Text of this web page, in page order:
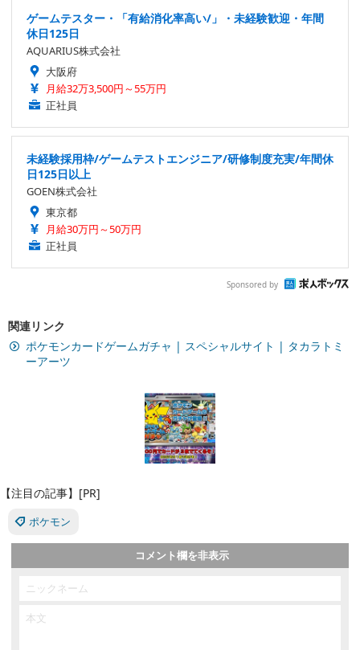
ゲームテスター・「有給消化率高い/」・未経験歓迎・年間
休日125日
AQUARIUS株式会社
大阪府
月給32万3,500円～55万円
正社員
未経験採用枠/ゲームテストエンジニア/研修制度充実/年間休
日125日以上
GOEN株式会社
東京都
月給30万円～50万円
正社員
Sponsored by
関連リンク
ポケモンカードゲームガチャ | スペシャルサイト | タカラトミ
ーアーツ
【注目の記事】[PR]
ポケモン
コメント欄を非表示